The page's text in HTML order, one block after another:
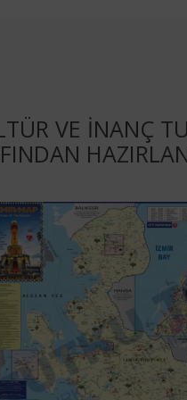
VE İNANÇ